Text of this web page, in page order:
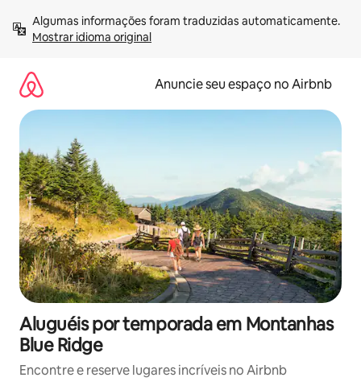
para
Mostrar idioma original
Anuncie seu espaço no Airbnb
Aluguéis por temporada em Montanhas
Blue Ridge
Encontre e reserve lugares incríveis no Airbnb